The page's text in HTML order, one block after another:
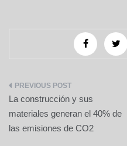
Navegación
de
entradas
La construcción y sus
materiales generan el 40% de
las emisiones de CO2